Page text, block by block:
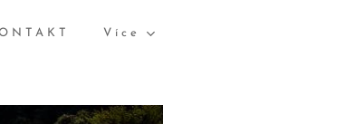
Více